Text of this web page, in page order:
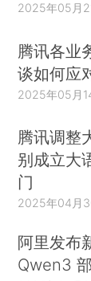
2025年05月
腾讯各业
谈如何应
2025年05月
腾讯调整
别成立大
门
2025年04月
阿里发布
Qwen3